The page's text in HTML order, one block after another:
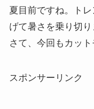
夏目前ですね。ト
げて暑さを乗り切り
さて、今回もカッ
スポンサーリンク